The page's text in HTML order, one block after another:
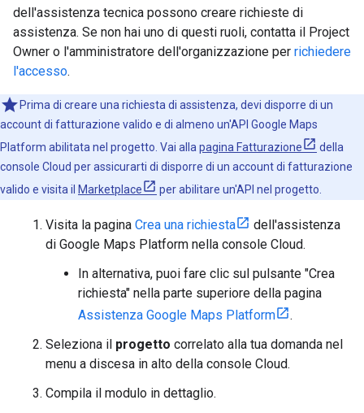
dell'assistenza tecnica possono creare richieste di
assistenza. Se non hai uno di questi ruoli, contatta il Project
Owner o l'amministratore dell'organizzazione per richiedere
l'accesso.
Prima di creare una richiesta di assistenza, devi disporre di un
account di fatturazione valido e di almeno un'API Google Maps
Platform abilitata nel progetto. Vai alla pagina Fatturazione
della
console Cloud per assicurarti di disporre di un account di fatturazione
valido e visita il Marketplace per abilitare un'API nel progetto.
Visita la pagina Crea una richiesta
dell'assistenza
di Google Maps Platform nella console Cloud.
In alternativa, puoi fare clic sul pulsante "Crea
richiesta" nella parte superiore della pagina
Assistenza Google Maps Platform
.
Seleziona il progetto correlato alla tua domanda nel
menu a discesa in alto della console Cloud.
Compila il modulo in dettaglio.